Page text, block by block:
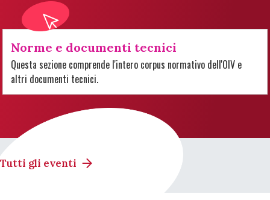
Norme e documenti tecnici
Questa sezione comprende l'intero corpus normativo dell'OIV e
altri documenti tecnici.
Tutti gli eventi